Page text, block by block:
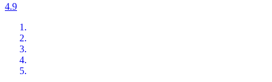
4.9